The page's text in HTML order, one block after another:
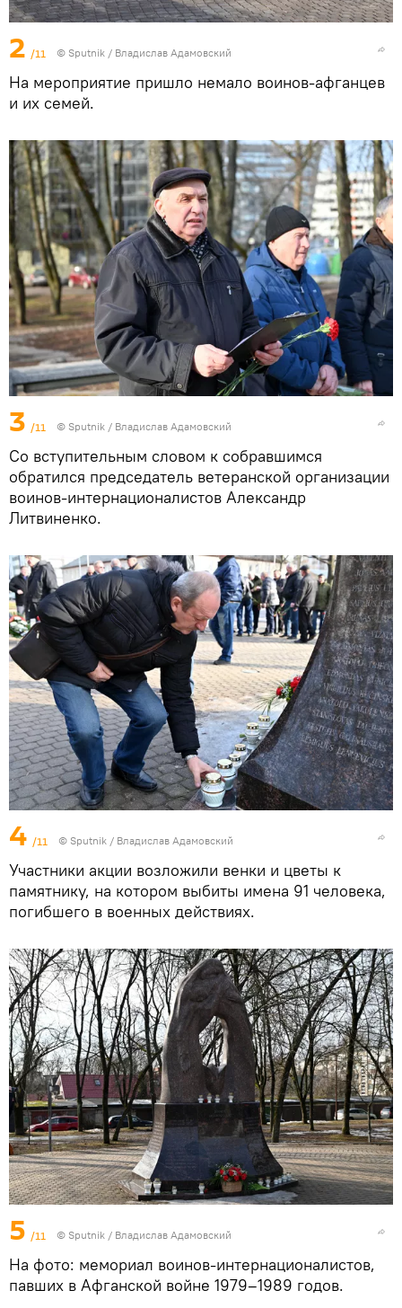
2 /11 © Sputnik / Владислав Адамовский
На мероприятие пришло немало воинов-афганцев
и их семей.
3 /11 © Sputnik / Владислав Адамовский
Со вступительным словом к собравшимся
обратился председатель ветеранской организации
воинов-интернационалистов Александр
Литвиненко.
4 /11 © Sputnik / Владислав Адамовский
Участники акции возложили венки и цветы к
памятнику, на котором выбиты имена 91 человека,
погибшего в военных действиях.
5 /11 © Sputnik / Владислав Адамовский
На фото: мемориал воинов-интернационалистов,
павших в Афганской войне 1979–1989 годов.